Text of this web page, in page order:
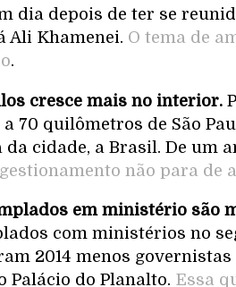
dia depois de ter se
Ali Khamenei. O tema de
.
cresce mais no interior.
70 quilômetros de São
cidade, a Brasil. De um
não para de
em ministério são
com ministérios no
2014 menos
Palácio do Planalto. Essa